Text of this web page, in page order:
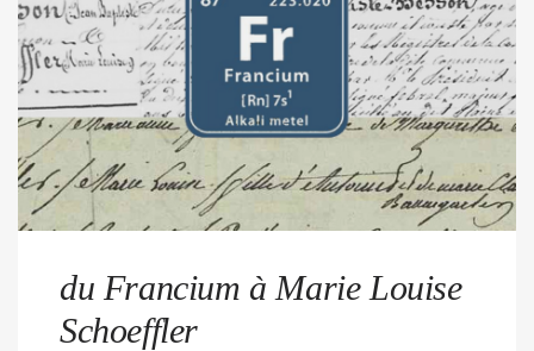
du Francium à Marie Louise
Schoeffler